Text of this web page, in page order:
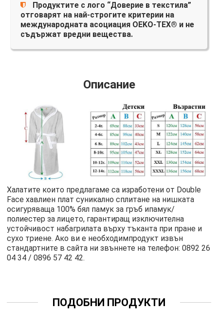
Продуктите с лого “Доверие в текстила”
отговарят на най-строгите критерии на
международната асоциация OEKO-TEX® и не
съдържат вредни вещества.
Описание
Халатите които предлагаме са изработени от Double
Face хавлиен плат суникално сплитане на нишката
осигуряваща 100% бял памук за гръб ипамук/
полиестер за лицето, гарантиращ изключителна
устойчивост набагрилата върху тъканта при пране и
сухо триене. Ако ви е необходимпродукт извън
стандартните в сайта ни звъннете на телефон: 0892 26
04 34 / 0896 57 42 42.
ПОДОБНИ ПРОДУКТИ